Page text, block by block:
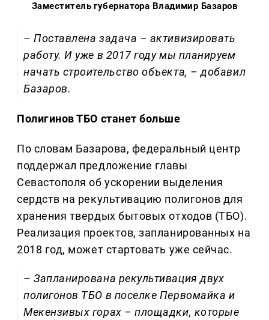
Заместитель губернатора Владимир Базаров
– Поставлена задача – активизировать
работу. И уже в 2017 году мы планируем
начать строительство объекта, – добавил
Базаров.
Полигинов ТБО станет больше
По словам Базарова, федеральный центр
поддержал предложение главы
Севастополя об ускорении выделения
сердств на рекультивацию полигонов для
хранения твердых бытовых отходов (ТБО).
Реализация проектов, запланированных на
2018 год, может стартовать уже сейчас.
– Запланирована рекультивация двух
полигонов ТБО в поселке Первомайка и
Мекензивых горах – площадки, которые